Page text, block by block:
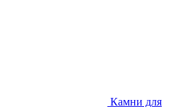
Камни для